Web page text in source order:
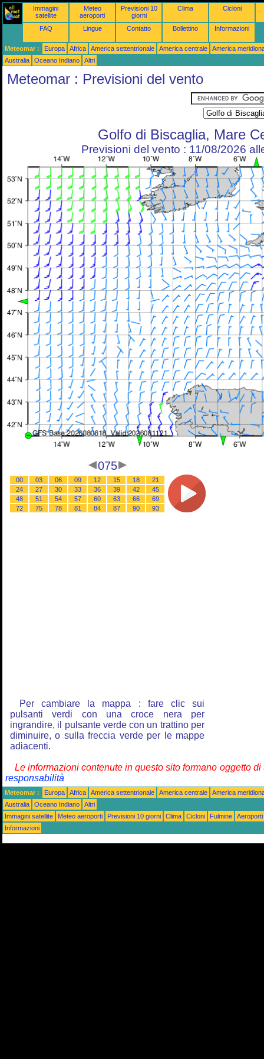
Immagini
satellite
Meteo
aeroporti
Previsioni 10
giorni
Clima Cicloni
FAQ Lingue Contatto Bollettino Informazioni
Meteomar : Europa Africa America settentrionale America centrale
America
Australia
Oceano Indiano Altri
Meteomar : Previsioni del vento
Golfo di Biscaglia, Mare
Previsioni del vento : 11/08/2026
075
00 03 06 09 12 15 18
21
24
27 30 33 36 39 42
45
48
51 54 57 60 63 66
69
72
75 78 81 84 87 90 93
Per cambiare la mappa : fare clic sui
pulsanti verdi con una croce nera per
ingrandire, il pulsante verde con un trattino per
diminuire, o sulla freccia verde per le mappe
adiacenti.
Le informazioni contenute in questo sito formano oggetto
responsabilità
Meteomar : Europa Africa America settentrionale America centrale
America
Australia
Oceano Indiano
Altri
Immagini satellite
Meteo aeroporti Previsioni 10 giorni Clima Cicloni Fulmine
Aeroporti
Informazioni